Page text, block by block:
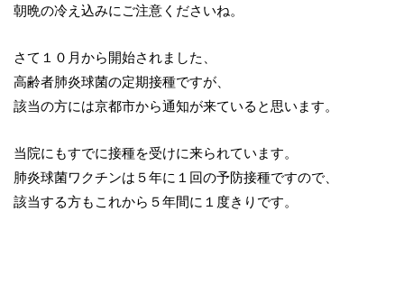
朝晩の冷え込みにご注意くださいね。
さて１０月から開始されました、
高齢者肺炎球菌の定期接種ですが、
該当の方には京都市から通知が来ていると思います。
当院にもすでに接種を受けに来られています。
肺炎球菌ワクチンは５年に１回の予防接種ですので、
該当する方もこれから５年間に１度きりです。